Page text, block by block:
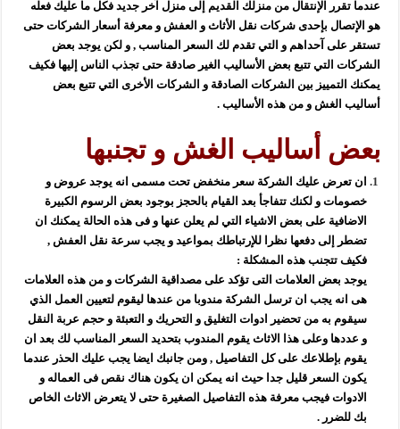
عندما تقرر الإنتقال من منزلك القديم إلى منزل آخر جديد فكل ما عليك فعله
هو الإتصال بإحدى شركات نقل الأثاث و العفش و معرفة أسعار الشركات حتى
تستقر على آحداهم و التي تقدم لك السعر المناسب , و لكن يوجد بعض
الشركات التي تتبع بعض الأساليب الغير صادقة حتى تجذب الناس إليها فكيف
يمكنك التمييز بين الشركات الصادقة و الشركات الأخرى التي تتبع بعض
أساليب الغش و من هذه الأساليب .
بعض أساليب الغش و تجنبها
ان تعرض عليك الشركة سعر منخفض تحت مسمى انه يوجد عروض و
خصومات و لكنك تتفاجأ بعد القيام بالحجز بوجود بعض الرسوم الكبيرة
الاضافية على بعض الاشياء التي لم يعلن عنها و فى هذه الحالة يمكنك ان
تضطر إلى دفعها نظرا للإرتباطك بمواعيد و يجب سرعة نقل العفش ,
فكيف تتجنب هذه المشكلة :
يوجد بعض العلامات التى تؤكد على مصداقية الشركات و من هذه العلامات
هى انه يجب ان ترسل الشركة مندوبا من عندها ليقوم لتعيين العمل الذي
سيقوم به من تحضير ادوات التغليق و التحريك و التعبئة و حجم عربة النقل
و عددها وعلى هذا الاثاث يقوم المندوب بتحديد السعر المناسب لك بعد ان
يقوم بإطلاعك على كل التفاصيل , ومن جانبك ايضا يجب عليك الحذر عندما
يكون السعر قليل جدا حيث انه يمكن ان يكون هناك نقص فى العماله و
الادوات فيجب معرفة هذه التفاصيل الصغيرة حتى لا يتعرض الاثاث الخاص
بك للضرر .